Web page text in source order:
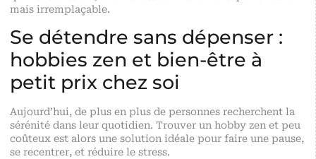
mais irremplaçable.
Se détendre sans dépenser :
hobbies zen et bien-être à
petit prix chez soi
Aujourd’hui, de plus en plus de personnes recherchent la
sérénité dans leur quotidien. Trouver un hobby zen et peu
coûteux est alors une solution idéale pour faire une pause,
se recentrer, et réduire le stress.